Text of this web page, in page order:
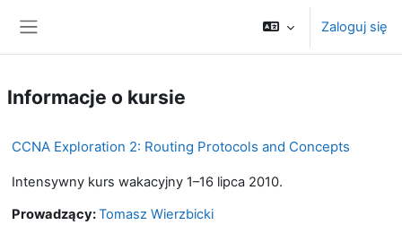
Zaloguj się
Informacje o kursie
CCNA Exploration 2: Routing Protocols and Concepts
Intensywny kurs wakacyjny 1–16 lipca 2010.
Prowadzący:Tomasz Wierzbicki